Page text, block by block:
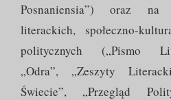
Posnaniensia”) oraz na
literackich, społeczno-
politycznych („Pismo
„Odra”, „Zeszyty
Świecie”, „Przegląd